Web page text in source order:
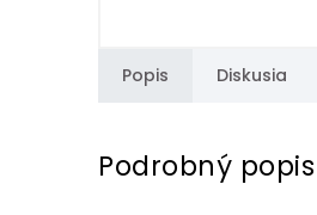
Popis Diskusia
Podrobný popis